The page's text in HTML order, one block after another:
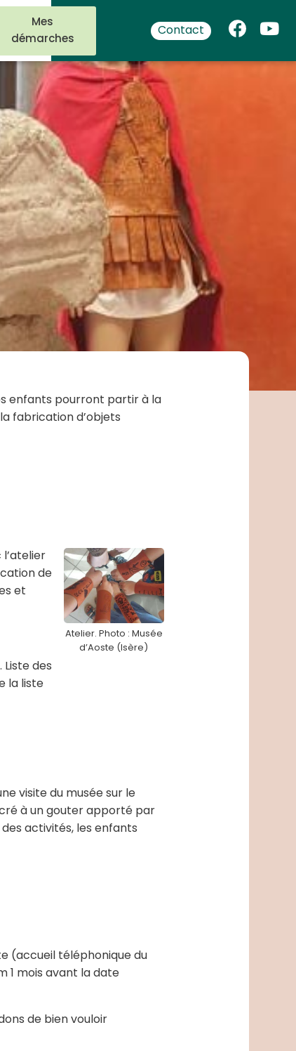
Mes
démarches
Contact
enfants pourront partir à la
fabrication d’objets
de
et
des
la liste
Atelier. Photo : Musée
d’Aoste (Isère)
visite du musée sur le
à un gouter apporté par
activités, les enfants
(accueil téléphonique du
1 mois avant la date
de bien vouloir